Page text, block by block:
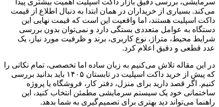
سرمایشی، بررسی دقیق بازار داکت اسپلیت اهمیت بیشتری پیدا
می‌کند. بسیاری از خریداران در همان ابتدا به دنبال اطلاع از قیمت
داکت اسپلیت هستند، اما واقعیت این است که قیمت نهایی این
دستگاه به عوامل متعددی بستگی دارد و نمی‌توان بدون بررسی
شرایط محیط، متراژ، نوع کاربری، برند و ظرفیت مورد نیاز، یک
عدد قطعی و دقیق اعلام کرد.
در این مقاله تلاش می‌کنیم به زبان ساده اما تخصصی، تمام نکاتی را
که پیش از خرید داکت اسپلیت در تابستان ۱۴۰۵ باید بدانید بررسی
کنیم. اگر قصد دارید برای منزل، دفتر کار، فروشگاه یا پروژه
ساختمانی خود یک سیستم سرمایشی مطمئن انتخاب کنید، این
راهنما می‌تواند دید بهتری برای تصمیم‌گیری به شما بدهد.